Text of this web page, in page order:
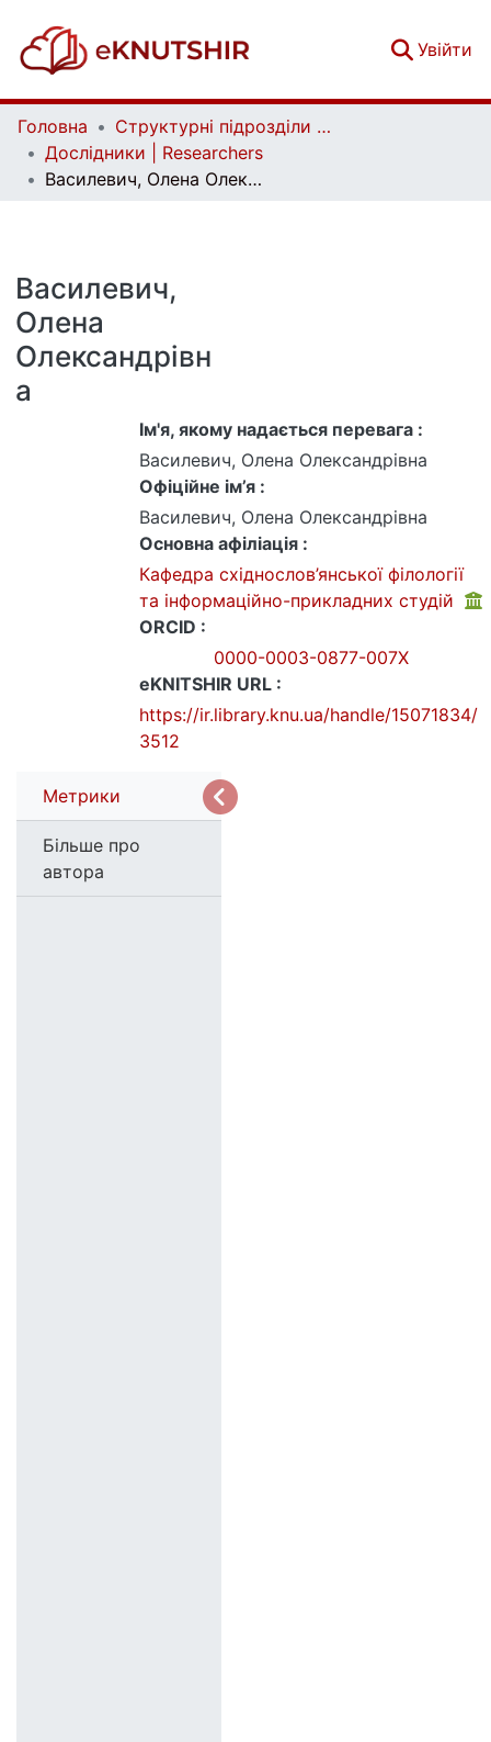
Увійти
Головна
Структурні підрозділи Київського національного університету імені Тараса Шевченка та Організації | Faculties, Institutes and Departments of Taras Shevchenko National University of Kyiv and Organizations
Дослідники | Researchers
Василевич, Олена Олександрівна
Василевич,
Олена
Олександрівн
а
Ім'я, якому надається перевага :
Василевич, Олена Олександрівна
Офіційне ім’я :
Василевич, Олена Олександрівна
Основна афіліація :
Кафедра східнослов’янської філології
та інформаційно-прикладних студій
ORCID :
0000-0003-0877-007X
eKNITSHIR URL :
https://ir.library.knu.ua/handle/15071834/
3512
Метрики
Більше про
автора